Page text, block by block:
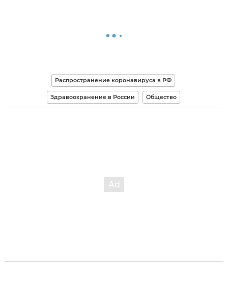
Распространение коронавируса в РФ
Здравоохранение в России Общество